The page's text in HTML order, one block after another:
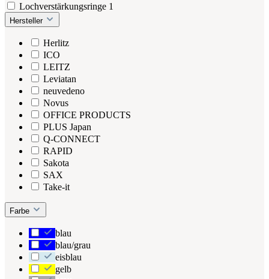
Lochverstärkungsringe 1
Hersteller
Herlitz
ICO
LEITZ
Leviatan
neuvedeno
Novus
OFFICE PRODUCTS
PLUS Japan
Q-CONNECT
RAPID
Sakota
SAX
Take-it
Farbe
blau
blau/grau
eisblau
gelb